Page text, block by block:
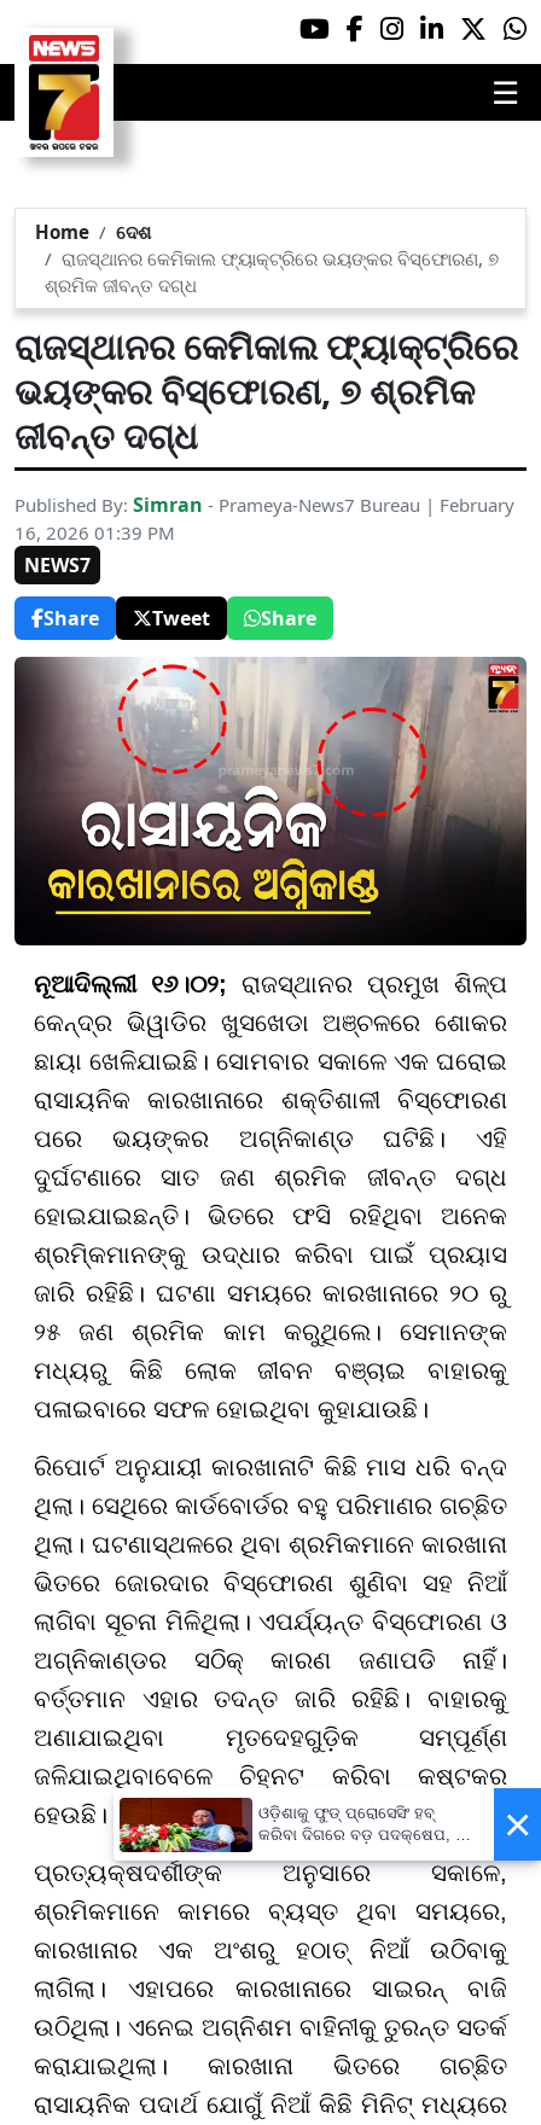
☰
Home
ଦେଶ
ରାଜସ୍ଥାନର କେମିକାଲ ଫ୍ୟାକ୍ଟ୍ରିରେ ଭୟଙ୍କର ବିସ୍ଫୋରଣ, ୭
ଶ୍ରମିକ ଜୀବନ୍ତ ଦଗ୍ଧ
ରାଜସ୍ଥାନର କେମିକାଲ ଫ୍ୟାକ୍ଟ୍ରିରେ
ଭୟଙ୍କର ବିସ୍ଫୋରଣ, ୭ ଶ୍ରମିକ
ଜୀବନ୍ତ ଦଗ୍ଧ
Published By: Simran - Prameya-News7 Bureau | February
16, 2026 01:39 PM
NEWS7
Share
Tweet Share
ନୂଆଦିଲ୍ଲୀ ୧୬।୦୨; ରାଜସ୍ଥାନର ପ୍ରମୁଖ ଶିଳ୍ପ
କେନ୍ଦ୍ର ଭିୱାଡିର ଖୁସଖେଡା ଅଞ୍ଚଳରେ ଶୋକର
ଛାୟା ଖେଳିଯାଇଛି। ସୋମବାର ସକାଳେ ଏକ ଘରୋଇ
ରାସାୟନିକ କାରଖାନାରେ ଶକ୍ତିଶାଳୀ ବିସ୍ଫୋରଣ
ପରେ ଭୟଙ୍କର ଅଗ୍ନିକାଣ୍ଡ ଘଟିଛି। ଏହି
ଦୁର୍ଘଟଣାରେ ସାତ ଜଣ ଶ୍ରମିକ ଜୀବନ୍ତ ଦଗ୍ଧ
ହୋଇଯାଇଛନ୍ତି। ଭିତରେ ଫସି ରହିଥିବା ଅନେକ
ଶ୍ରମି୍କମାନଙ୍କୁ ଉଦ୍ଧାର କରିବା ପାଇଁ ପ୍ରୟାସ
ଜାରି ରହିଛି। ଘଟଣା ସମୟରେ କାରଖାନାରେ ୨୦ ରୁ
୨୫ ଜଣ ଶ୍ରମିକ କାମ କରୁଥିଲେ। ସେମାନଙ୍କ
ମଧ୍ୟରୁ କିଛି ଲୋକ ଜୀବନ ବଞ୍ଚାଇ ବାହାରକୁ
ପଳାଇବାରେ ସଫଳ ହୋଇଥିବା କୁହାଯାଉଛି।
ରିପୋର୍ଟ ଅନୁଯାୟୀ କାରଖାନାଟି କିଛି ମାସ ଧରି ବନ୍ଦ
ଥିଲା। ସେଥିରେ କାର୍ଡବୋର୍ଡର ବହୁ ପରିମାଣର ଗଚ୍ଛିତ
ଥିଲା। ଘଟଣାସ୍ଥଳରେ ଥିବା ଶ୍ରମିକମାନେ କାରଖାନା
ଭିତରେ ଜୋରଦାର ବିସ୍ଫୋରଣ ଶୁଣିବା ସହ ନିଆଁ
ଲାଗିବା ସୂଚନା ମିଳିଥିଲା। ଏପର୍ଯ୍ୟନ୍ତ ବିସ୍ଫୋରଣ ଓ
ଅଗ୍ନିକାଣ୍ଡର ସଠିକ୍ କାରଣ ଜଣାପଡି ନାହିଁ।
ବର୍ତ୍ତମାନ ଏହାର ତଦନ୍ତ ଜାରି ରହିଛି। ବାହାରକୁ
ଅଣାଯାଇଥିବା ମୃତଦେହଗୁଡ଼ିକ ସମ୍ପୂର୍ଣ୍ଣ
ଜଳିଯାଇଥିବାବେଳେ ଚିହ୍ନଟ କରିବା କଷ୍ଟକର
ହେଉଛି।
ପ୍ରତ୍ୟକ୍ଷଦର୍ଶୀଙ୍କ ଅନୁସାରେ ସକାଳେ,
ଶ୍ରମିକମାନେ କାମରେ ବ୍ୟସ୍ତ ଥିବା ସମୟରେ,
କାରଖାନାର ଏକ ଅଂଶରୁ ହଠାତ୍ ନିଆଁ ଉଠିବାକୁ
ଲାଗିଲା। ଏହାପରେ କାରଖାନାରେ ସାଇରନ୍ ବାଜି
ଉଠିଥିଲା। ଏନେଇ ଅଗ୍ନିଶମ ବାହିନୀକୁ ତୁରନ୍ତ ସତର୍କ
କରାଯାଇଥିଲା। କାରଖାନା ଭିତରେ ଗଚ୍ଛିତ
ରାସାୟନିକ ପଦାର୍ଥ ଯୋଗୁଁ ନିଆଁ କିଛି ମିନିଟ୍ ମଧ୍ୟରେ
×
ଓଡ଼ିଶାକୁ ଫୁଡ୍ ପ୍ରୋସେସିଂ ହବ୍
କରିବା ଦିଗରେ ବଡ଼ ପଦକ୍ଷେପ, ୪୨
ହଜାରରୁ ଅଧିକ ନିଯୁକ୍ତି ସୁଯୋଗ